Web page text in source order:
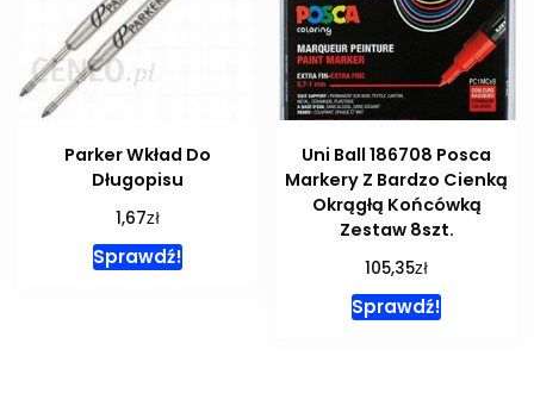
Parker Wkład Do
Długopisu
1,67zł
Sprawdź!
Uni Ball 186708 Posca
Markery Z Bardzo Cienką
Okrągłą Końcówką
Zestaw 8szt.
105,35zł
Sprawdź!